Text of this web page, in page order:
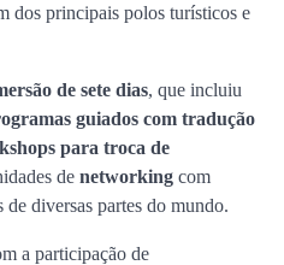
dos principais polos turísticos e
de sete dias, que incluiu
guiados com tradução
para troca de
de networking com
de diversas partes do mundo.
a participação de